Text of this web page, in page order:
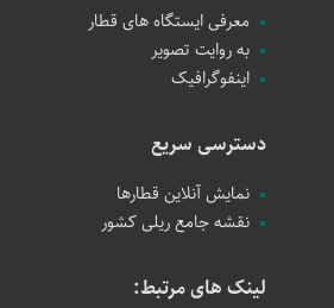
معرفی ایستگاه های قطار
به روایت تصویر
اینفوگرافیک
دسترسی سریع
نمایش آنلاین قطارها
نقشه جامع ریلی کشور
لینک های مرتبط: